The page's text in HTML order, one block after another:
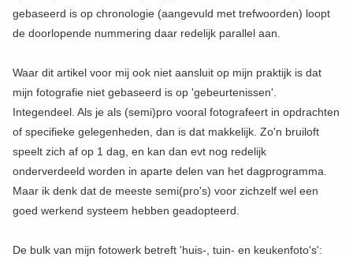
gebaseerd is op chronologie (aangevuld met trefwoorden) loopt
de doorlopende nummering daar redelijk parallel aan.
Waar dit artikel voor mij ook niet aansluit op mijn praktijk is dat
mijn fotografie niet gebaseerd is op 'gebeurtenissen'.
Integendeel. Als je als (semi)pro vooral fotografeert in opdrachten
of specifieke gelegenheden, dan is dat makkelijk. Zo'n bruiloft
speelt zich af op 1 dag, en kan dan evt nog redelijk
onderverdeeld worden in aparte delen van het dagprogramma.
Maar ik denk dat de meeste semi(pro's) voor zichzelf wel een
goed werkend systeem hebben geadopteerd.
De bulk van mijn fotowerk betreft 'huis-, tuin- en keukenfoto's':